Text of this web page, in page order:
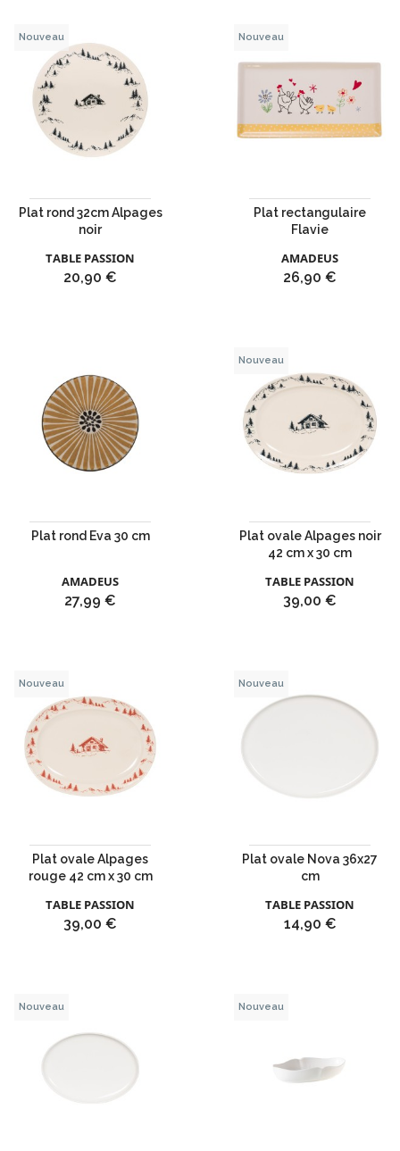
Plat rond 32cm Alpages
noir
TABLE PASSION
Prix
20,90 €
Nouveau
Plat rectangulaire
Flavie
AMADEUS
Prix
26,90 €
Nouveau
Plat rond Eva 30 cm
AMADEUS
Prix
27,99 €
Plat ovale Alpages noir
42 cm x 30 cm
TABLE PASSION
Prix
39,00 €
Nouveau
Plat ovale Alpages
rouge 42 cm x 30 cm
TABLE PASSION
Prix
39,00 €
Nouveau
Plat ovale Nova 36x27
cm
TABLE PASSION
Prix
14,90 €
Nouveau
Nouveau Nouveau